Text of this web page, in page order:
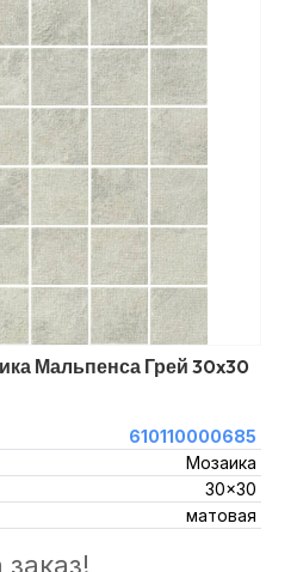
Мальпенса Грей 30x30
610110000685
Мозаика
30x30
матовая
заказ!